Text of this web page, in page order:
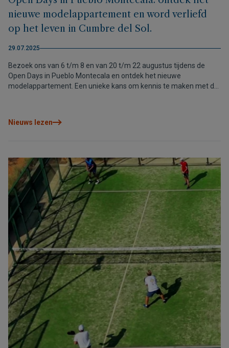
nieuwe modelappartement en word verliefd
op het leven in Cumbre del Sol.
29.07.2025
Bezoek ons van 6 t/m 8 en van 20 t/m 22 augustus tijdens de
Open Days in Pueblo Montecala en ontdek het nieuwe
modelappartement. Een unieke kans om kennis te maken met de
Nieuws lezen